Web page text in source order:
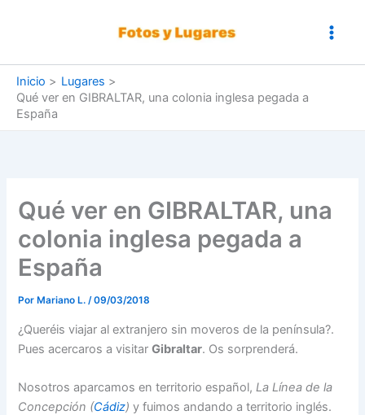
Inicio
Lugares
Qué ver en GIBRALTAR, una colonia inglesa pegada a
España
Qué ver en GIBRALTAR, una
colonia inglesa pegada a
España
Por Mariano L./09/03/2018
¿Queréis viajar al extranjero sin moveros de la península?.
Pues acercaros a visitarGibraltar. Os sorprenderá.
Nosotros aparcamos en territorio español,La Línea de la
Concepción (Cádiz) y fuimos andando a territorio inglés.